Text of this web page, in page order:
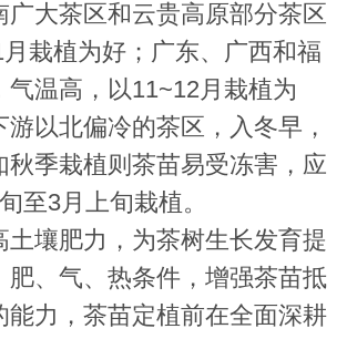
广大茶区和云贵高原部分茶区
栽植为好；广东、广西和福
气温高，以11~12月栽植为
以北偏冷的茶区，入冬早，
秋季栽植则茶苗易受冻害，应
至3月上旬栽植。
壤肥力，为茶树生长发育提
肥、气、热条件，增强茶苗抵
能力，茶苗定植前在全面深耕